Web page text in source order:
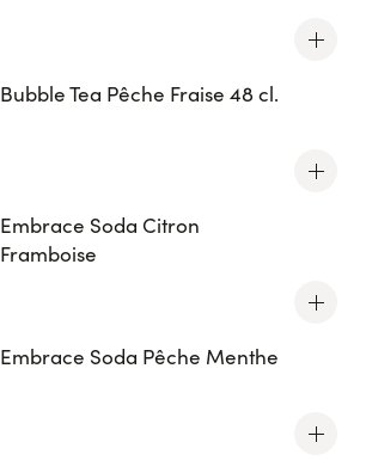
Bubble Tea Pêche Fraise 48 cl.
Embrace Soda Citron
Framboise
Embrace Soda Pêche Menthe